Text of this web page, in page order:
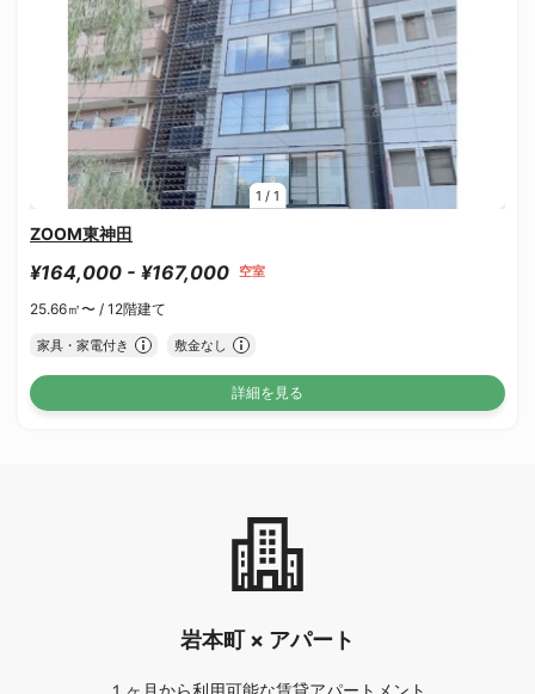
1 / 1
ZOOM東神田
¥164,000 - ¥167,000 空室
25.66㎡〜 / 12階建て
家具・家電付き 敷金なし
詳細を見る
岩本町 × アパート